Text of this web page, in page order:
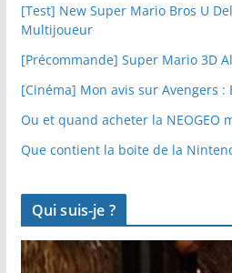
[Test] New Super Mario Bros U
Multijoueur
[Précommande] Super Mario 3D
[Cinéma] Mon avis sur Avengers :
Ou et quand acheter la NEOGEO
Que contient la boite de la
Qui suis-je ?